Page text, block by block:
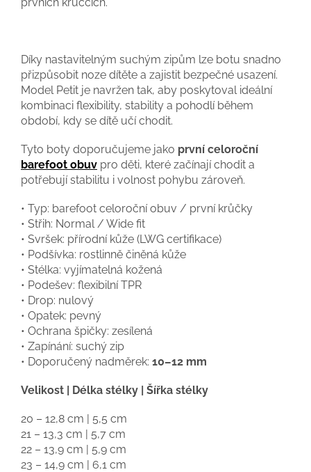
Díky nastavitelným suchým zipům lze botu snadno
přizpůsobit noze dítěte a zajistit bezpečné usazení.
Model Petit je navržen tak, aby poskytoval ideální
kombinaci flexibility, stability a pohodlí během
období, kdy se dítě učí chodit.
Tyto boty doporučujeme jako první celoroční
barefoot obuv pro děti, které začínají chodit a
potřebují stabilitu i volnost pohybu zároveň.
• Typ: barefoot celoroční obuv / první krůčky
• Střih: Normal / Wide fit
• Svršek: přírodní kůže (LWG certifikace)
• Podšívka: rostlinně činěná kůže
• Stélka: vyjímatelná kožená
• Podešev: flexibilní TPR
• Drop: nulový
• Opatek: pevný
• Ochrana špičky: zesílená
• Zapínání: suchý zip
• Doporučený nadměrek: 10–12 mm
Velikost | Délka stélky | Šířka stélky
20 – 12,8 cm | 5,5 cm
21 – 13,3 cm | 5,7 cm
22 – 13,9 cm | 5,9 cm
23 – 14,9 cm | 6,1 cm